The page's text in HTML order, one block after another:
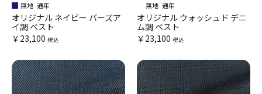
無地 通年
オリジナル ネイビー バーズア
イ調 ベスト
￥23,100 税込
無地 通年
オリジナル ウォッシュド デニ
ム調 ベスト
￥23,100 税込